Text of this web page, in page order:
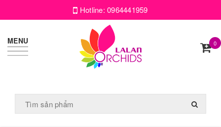
Hotline:0964441959
MENU 0